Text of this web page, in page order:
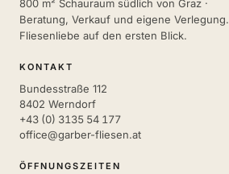
800 m² Schauraum südlich von Graz ·
Beratung, Verkauf und eigene Verlegung.
Fliesenliebe auf den ersten Blick.
KONTAKT
Bundesstraße 112
8402 Werndorf
+43 (0) 3135 54 177
office@garber-fliesen.at
ÖFFNUNGSZEITEN